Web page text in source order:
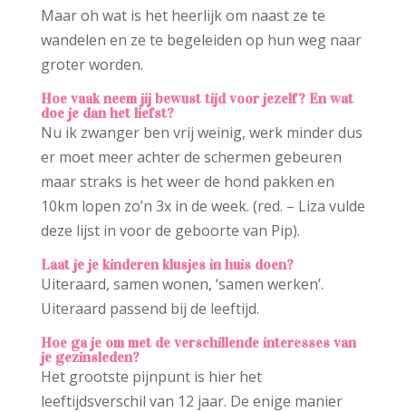
Maar oh wat is het heerlijk om naast ze te
wandelen en ze te begeleiden op hun weg naar
groter worden.
Hoe vaak neem jij bewust tijd voor jezelf? En wat
doe je dan het liefst?
Nu ik zwanger ben vrij weinig, werk minder dus
er moet meer achter de schermen gebeuren
maar straks is het weer de hond pakken en
10km lopen zo’n 3x in de week. (red. – Liza vulde
deze lijst in voor de geboorte van Pip).
Laat je je kinderen klusjes in huis doen?
Uiteraard, samen wonen, ‘samen werken’.
Uiteraard passend bij de leeftijd.
Hoe ga je om met de verschillende interesses van
je gezinsleden?
Het grootste pijnpunt is hier het
leeftijdsverschil van 12 jaar. De enige manier